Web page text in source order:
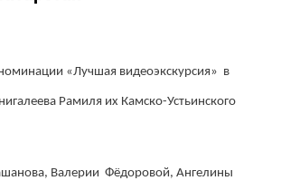
«Лучшая видеоэкскурсия» в
Рамиля их Камско-Устьинского
Валерии Фёдоровой, Ангелины